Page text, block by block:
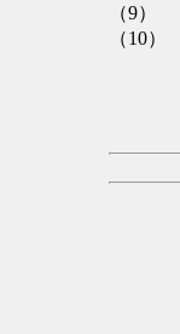
（9）
（10）